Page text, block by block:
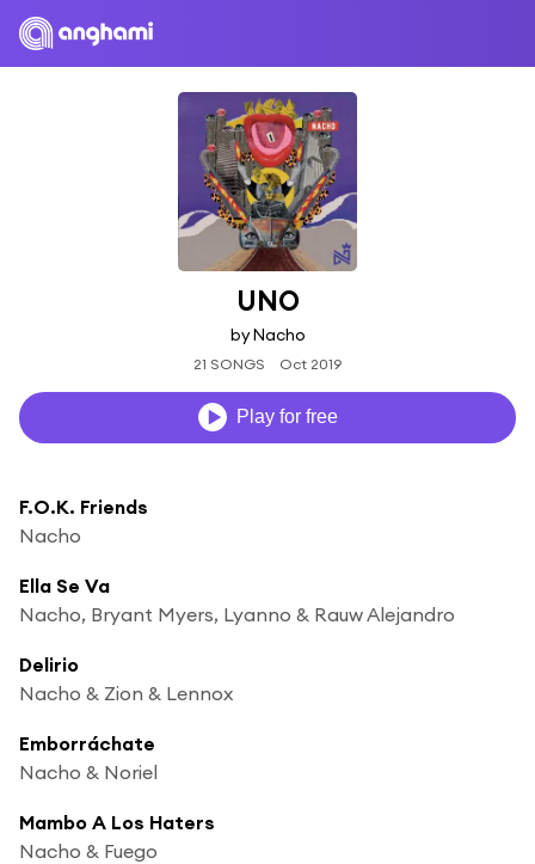
UNO
by Nacho
21 SONGS Oct 2019
Play for free
F.O.K. Friends
Nacho
Ella Se Va
Nacho, Bryant Myers, Lyanno & Rauw Alejandro
Delirio
Nacho & Zion & Lennox
Emborráchate
Nacho & Noriel
Mambo A Los Haters
Nacho & Fuego